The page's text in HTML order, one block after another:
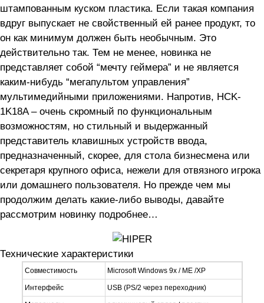
штампованным куском пластика. Если такая компания
вдруг выпускает не свойственный ей ранее продукт, то
он как минимум должен быть необычным. Это
действительно так. Тем не менее, новинка не
представляет собой “мечту геймера” и не является
каким-нибудь “мегапультом управления”
мультимедийными приложениями. Напротив, HCK-
1K18A – очень скромный по функциональным
возможностям, но стильный и выдержанный
представитель клавишных устройств ввода,
предназначенный, скорее, для стола бизнесмена или
секретаря крупного офиса, нежели для отвязного игрока
или домашнего пользователя. Но прежде чем мы
продолжим делать какие-либо выводы, давайте
рассмотрим новинку подробнее…
Технические характеристики
Совместимость Microsoft Windows 9х / ME /XP
Интерфейс USB (PS/2 через переходник)